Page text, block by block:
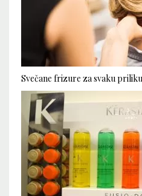
Svečane frizure za svaku priliku